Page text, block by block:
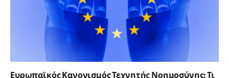
Ευρωπαϊκός Κανονισμός Τεχνητής Νοημοσύνης: Τι